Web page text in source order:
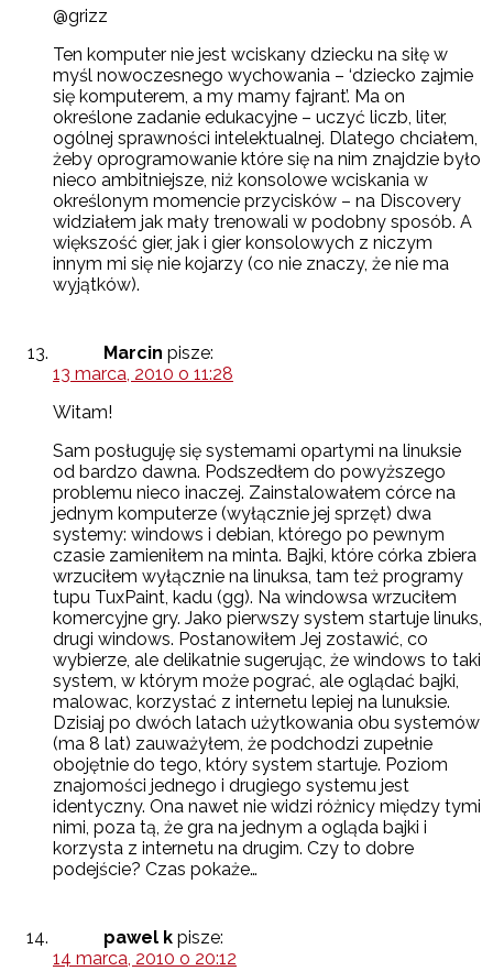
@grizz
Ten komputer nie jest wciskany dziecku na siłę w
myśl nowoczesnego wychowania – ‘dziecko zajmie
się komputerem, a my mamy fajrant’. Ma on
określone zadanie edukacyjne – uczyć liczb, liter,
ogólnej sprawności intelektualnej. Dlatego chciałem,
żeby oprogramowanie które się na nim znajdzie było
nieco ambitniejsze, niż konsolowe wciskania w
określonym momencie przycisków – na Discovery
widziałem jak mały trenowali w podobny sposób. A
większość gier, jak i gier konsolowych z niczym
innym mi się nie kojarzy (co nie znaczy, że nie ma
wyjątków).
Marcin pisze:
13 marca, 2010 o 11:28
Witam!
Sam posługuję się systemami opartymi na linuksie
od bardzo dawna. Podszedłem do powyższego
problemu nieco inaczej. Zainstalowałem córce na
jednym komputerze (wyłącznie jej sprzęt) dwa
systemy: windows i debian, którego po pewnym
czasie zamieniłem na minta. Bajki, które córka zbiera
wrzuciłem wyłącznie na linuksa, tam też programy
tupu TuxPaint, kadu (gg). Na windowsa wrzuciłem
komercyjne gry. Jako pierwszy system startuje linuks,
drugi windows. Postanowiłem Jej zostawić, co
wybierze, ale delikatnie sugerując, że windows to taki
system, w którym może pograć, ale oglądać bajki,
malowac, korzystać z internetu lepiej na lunuksie.
Dzisiaj po dwóch latach użytkowania obu systemów
(ma 8 lat) zauważyłem, że podchodzi zupełnie
obojętnie do tego, który system startuje. Poziom
znajomości jednego i drugiego systemu jest
identyczny. Ona nawet nie widzi różnicy między tymi
nimi, poza tą, że gra na jednym a ogląda bajki i
korzysta z internetu na drugim. Czy to dobre
podejście? Czas pokaże…
pawel k pisze:
14 marca, 2010 o 20:12